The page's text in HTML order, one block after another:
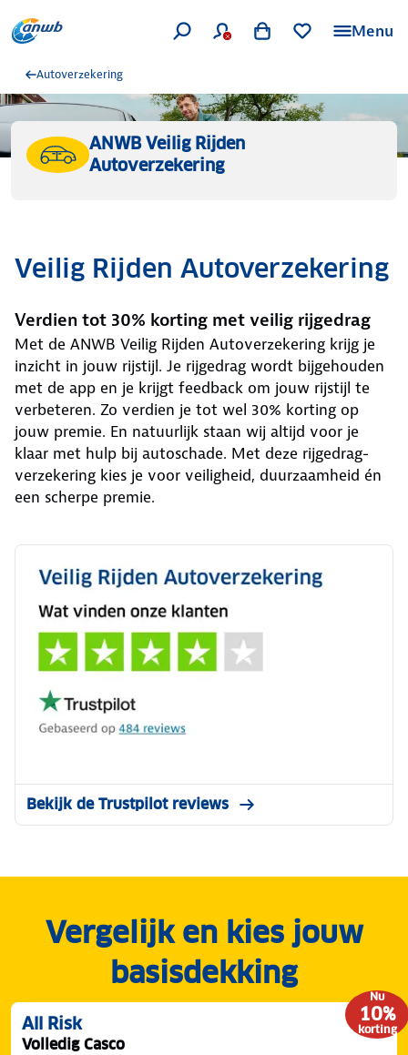
Menu
Autoverzekering
ANWB Veilig Rijden
Autoverzekering
Veilig Rijden Autoverzekering
Verdien tot 30% korting met veilig rijgedrag
Met de ANWB Veilig Rijden Autoverzekering krijg je
inzicht in jouw rijstijl. Je rijgedrag wordt bijgehouden
met de app en je krijgt feedback om jouw rijstijl te
verbeteren. Zo verdien je tot wel 30% korting op
jouw premie. En natuurlijk staan wij altijd voor je
klaar met hulp bij autoschade. Met deze rijgedrag-
verzekering kies je voor veiligheid, duurzaamheid én
een scherpe premie.
Bekijk de Trustpilot reviews
Vergelijk en kies jouw
basisdekking
Nu
10%
korting
All Risk
Volledig Casco